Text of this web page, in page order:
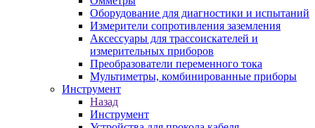
Оборудование для диагностики и испытаний
Измерители сопротивления заземления
Аксессуары для трассоискателей и
измерительных приборов
Преобразователи переменного тока
Мультиметры, комбинированные приборы
Инструмент
Назад
Инструмент